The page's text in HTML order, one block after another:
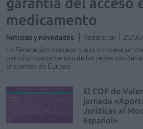
medicamento
Noticias y novedades Redacción
26/
La Federación destaca que la cooperación
permite mantener una de las redes
eficientes de Europa
El COF de
jornada
Jurídicas al
Español»